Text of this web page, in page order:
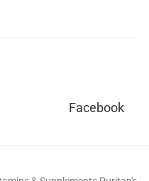
Facebook